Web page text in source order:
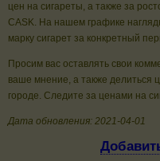
цен на сигареты, а также за
CASK. На нашем графике
марку сигарет за конкретный
Просим вас оставлять свои
ваше мнение, а также делиться
городе. Следите за ценами на
Дата обновления: 2021-04-01